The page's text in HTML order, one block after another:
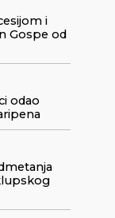
i
Gospe od
odao